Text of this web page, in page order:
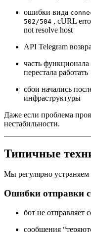
ошибки вида
502/504 , cURL
not resolve host
API Telegram
часть
перестала работать
сбои начались
инфраструктуры
Даже если проблема
нестабильности.
Типичные
Мы регулярно
Ошибки отправки
бот не отправляет
сообщения